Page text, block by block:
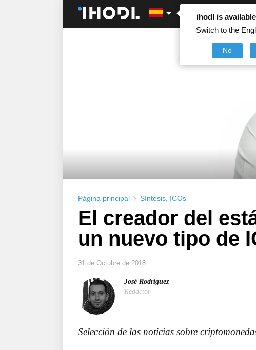
ihodl is
Switch to the
No
Página principal Síntesis ICOs
El creador del
un nuevo tipo de
31 de Octubre de 2018
José Rodríguez
Redactor
Selección de las noticias sobre